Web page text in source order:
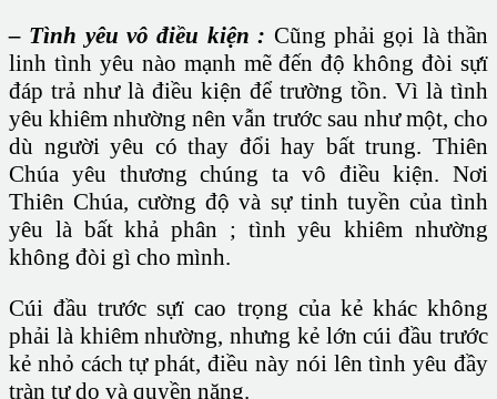
– Tình yêu vô điều kiện : Cũng phải gọi là thần
linh tình yêu nào mạnh mẽ đến độ không đòi sựï
đáp trả như là điều kiện để trường tồn. Vì là tình
yêu khiêm nhường nên vẫn trước sau như một, cho
dù người yêu có thay đổi hay bất trung. Thiên
Chúa yêu thương chúng ta vô điều kiện. Nơi
Thiên Chúa, cường độ và sự tinh tuyền của tình
yêu là bất khả phân ; tình yêu khiêm nhường
không đòi gì cho mình.
Cúi đầu trước sựï cao trọng của kẻ khác không
phải là khiêm nhường, nhưng kẻ lớn cúi đầu trước
kẻ nhỏ cách tự phát, điều này nói lên tình yêu đầy
tràn tự do và quyền năng.